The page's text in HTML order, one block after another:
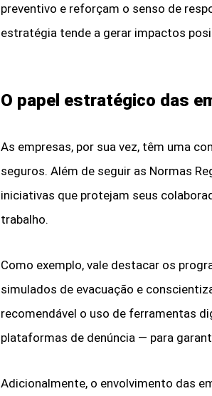
preventivo e reforçam o senso de
estratégia tende a gerar impactos
O papel estratégico das
As empresas, por sua vez, têm uma
seguros. Além de seguir as Normas
iniciativas que protejam seus
trabalho.
Como exemplo, vale destacar os
simulados de evacuação e
recomendável o uso de ferramentas
plataformas de denúncia — para
Adicionalmente, o envolvimento das